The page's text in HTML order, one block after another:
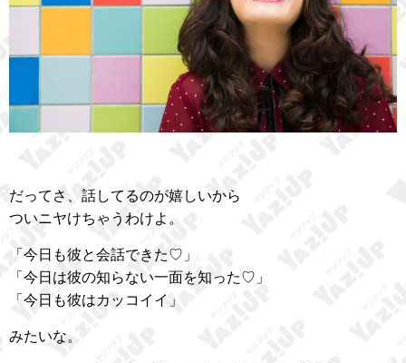
だってさ、話してるのが嬉しいから
ついニヤけちゃうわけよ。
「今日も彼と会話できた♡」
「今日は彼の知らない一面を知った♡」
「今日も彼はカッコイイ」
みたいな。